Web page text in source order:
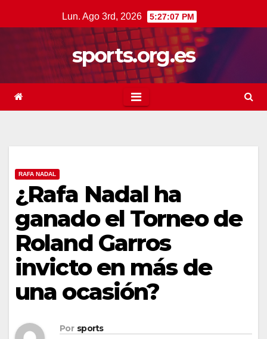
al
Lun. Ago 3rd, 2026 5:27:08 PM
sports.org.es
RAFA NADAL
¿Rafa Nadal ha
ganado el Torneo de
Roland Garros
invicto en más de
una ocasión?
Por sports